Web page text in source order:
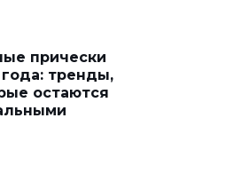
прически
тренды,
остаются